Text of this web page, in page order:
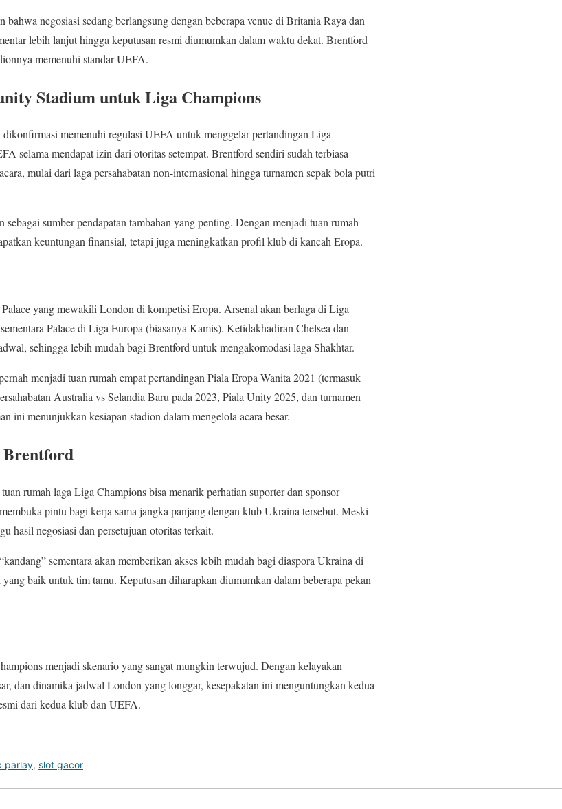
negosiasi sedang berlangsung dengan beberapa venue di Britania Raya dan
lebih lanjut hingga keputusan resmi diumumkan dalam waktu dekat. Brentford
memenuhi standar UEFA.
Stadium untuk Liga Champions
memenuhi regulasi UEFA untuk menggelar pertandingan Liga
selama mendapat izin dari otoritas setempat. Brentford sendiri sudah terbiasa
mulai dari laga persahabatan non-internasional hingga turnamen sepak bola putri
sumber pendapatan tambahan yang penting. Dengan menjadi tuan rumah
keuntungan finansial, tetapi juga meningkatkan profil klub di kancah Eropa.
yang mewakili London di kompetisi Eropa. Arsenal akan berlaga di Liga
Palace di Liga Europa (biasanya Kamis). Ketidakhadiran Chelsea dan
sehingga lebih mudah bagi Brentford untuk mengakomodasi laga Shakhtar.
menjadi tuan rumah empat pertandingan Piala Eropa Wanita 2021 (termasuk
Australia vs Selandia Baru pada 2023, Piala Unity 2025, dan turnamen
ini menunjukkan kesiapan stadion dalam mengelola acara besar.
Brentford
rumah laga Liga Champions bisa menarik perhatian suporter dan sponsor
pintu bagi kerja sama jangka panjang dengan klub Ukraina tersebut. Meski
hasil negosiasi dan persetujuan otoritas terkait.
sementara akan memberikan akses lebih mudah bagi diaspora Ukraina di
baik untuk tim tamu. Keputusan diharapkan diumumkan dalam beberapa pekan
menjadi skenario yang sangat mungkin terwujud. Dengan kelayakan
dan dinamika jadwal London yang longgar, kesepakatan ini menguntungkan kedua
dari kedua klub dan UEFA.
parlay, slot gacor